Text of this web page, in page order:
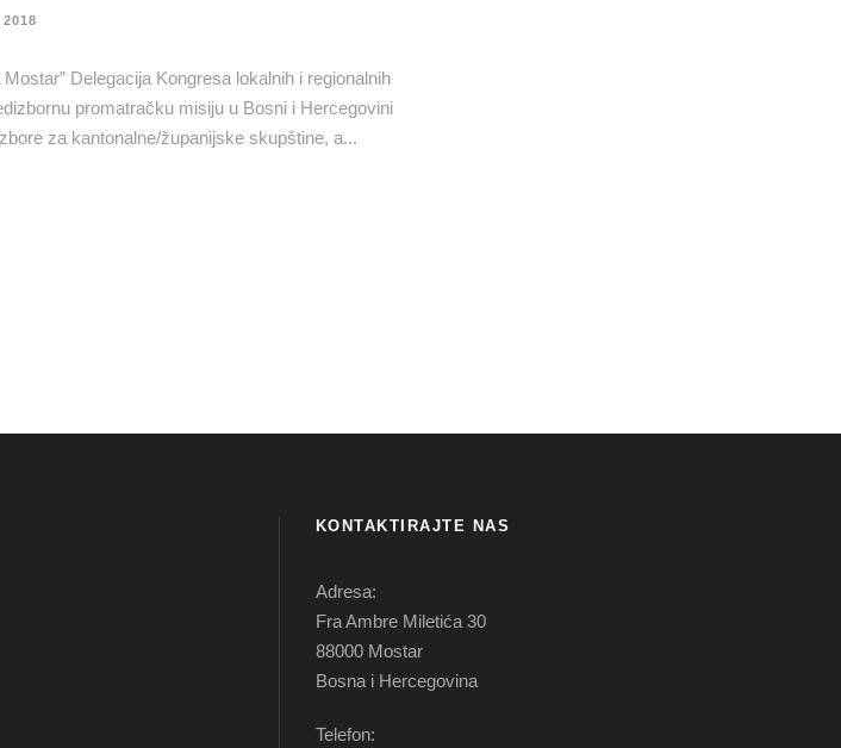
Delegacija Kongresa lokalnih i regionalnih
promatračku misiju u Bosni i Hercegovini
za kantonalne/županijske skupštine, a...
KONTAKTIRAJTE NAS
Adresa:
Fra Ambre Miletića 30
88000 Mostar
Bosna i Hercegovina
Telefon: